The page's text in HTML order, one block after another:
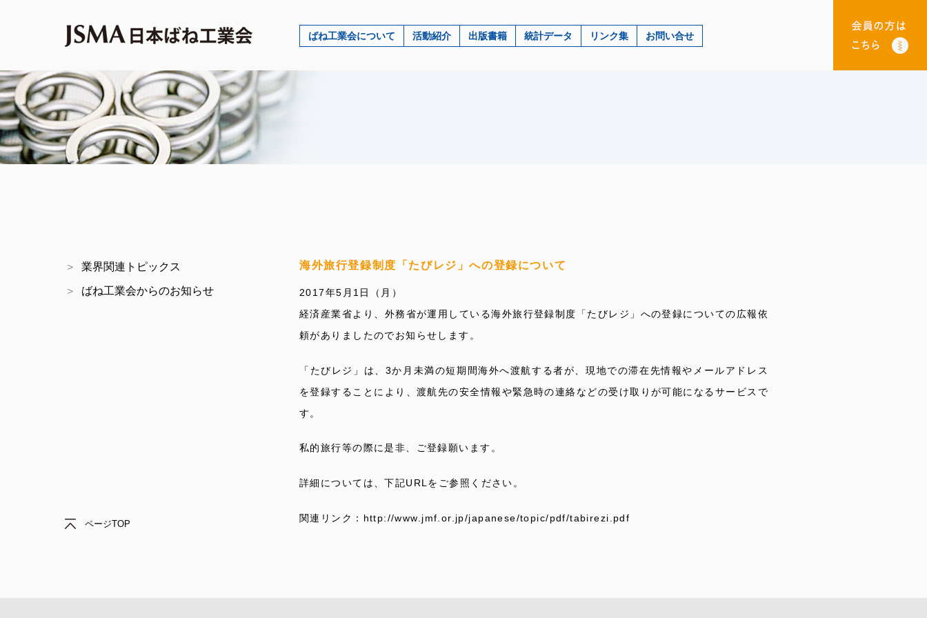
ばね工業会について 活動紹介 出版書籍 統計データ リンク集 お問い合せ
業界関連トピックス
ばね工業会からのお知らせ
海外旅行登録制度「たびレジ」への登録について
2017年5月1日（月）
経済産業省より、外務省が運用している海外旅行登録制度「たびレジ」への登録についての広報依
頼がありましたのでお知らせします。
「たびレジ」は、3か月未満の短期間海外へ渡航する者が、現地での滞在先情報やメールアドレス
を登録することにより、渡航先の安全情報や緊急時の連絡などの受け取りが可能になるサービスで
す。
私的旅行等の際に是非、ご登録願います。
詳細については、下記URLをご参照ください。
関連リンク：http://www.jmf.or.jp/japanese/topic/pdf/tabirezi.pdf
ページTOP